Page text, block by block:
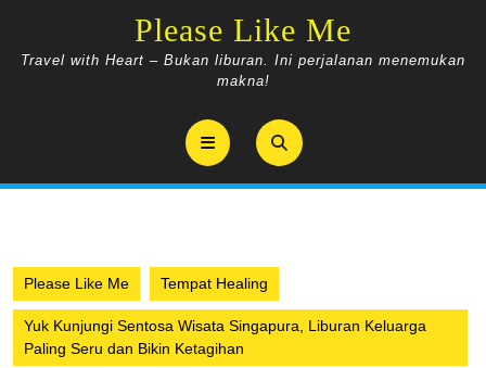
content
Please Like Me
Travel with Heart – Bukan liburan. Ini perjalanan menemukan
makna!
Open
Button
Please Like Me Tempat Healing
Yuk Kunjungi Sentosa Wisata Singapura, Liburan Keluarga
Paling Seru dan Bikin Ketagihan